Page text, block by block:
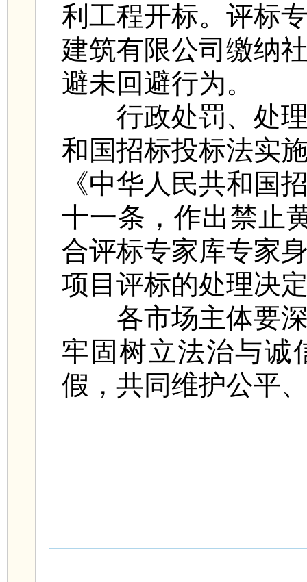
利工程开标。评标
建筑有限公司缴纳
避未回避行为。
行政处罚、处理
和国招标投标法实
《中华人民共和国
十一条，作出禁止
合评标专家库专家
项目评标的处理决
各市场主体要深
牢固树立法治与诚
假，共同维护公平